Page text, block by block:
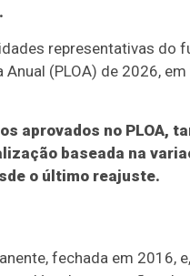
representativas do
(PLOA) de 2026,
aprovados no PLOA,
baseada na
o último reajuste.
fechada em 2016,